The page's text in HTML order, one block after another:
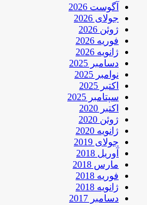
آگوست 2026
جولای 2026
ژوئن 2026
فوریه 2026
ژانویه 2026
دسامبر 2025
نوامبر 2025
اکتبر 2025
سپتامبر 2025
اکتبر 2020
ژوئن 2020
ژانویه 2020
جولای 2019
آوریل 2018
مارس 2018
فوریه 2018
ژانویه 2018
دسامبر 2017